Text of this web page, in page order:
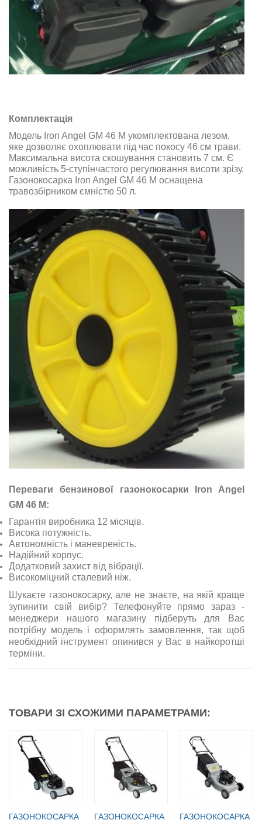
Комплектація
Модель Iron Angel GM 46 M укомплектована лезом,
яке дозволяє охоплювати під час покосу 46 см трави.
Максимальна висота скошування становить 7 см. Є
можливість 5-ступінчастого регулювання висоти зрізу.
Газонокосарка Iron Angel GM 46 M оснащена
травозбірником ємністю 50 л.
Переваги бензинової газонокосарки Iron Angel
GM 46 M:
Гарантія виробника 12 місяців.
Висока потужність.
Автономність і маневреність.
Надійний корпус.
Додатковий захист від вібрації.
Високоміцний сталевий ніж.
Шукаєте газонокосарку, але не знаєте, на якій краще
зупинити свій вибір? Телефонуйте прямо зараз -
менеджери нашого магазину підберуть для Вас
потрібну модель і оформлять замовлення, так щоб
необхідний інструмент опинився у Вас в найкоротші
терміни.
ТОВАРИ ЗІ СХОЖИМИ ПАРАМЕТРАМИ:
ГАЗОНОКОСАРКА
ГАЗОНОКОСАРКА
ГАЗОНОКОСАРКА